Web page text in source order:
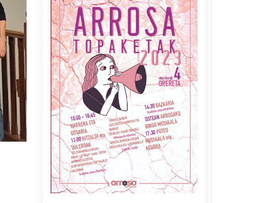
Azaroak 6 Iurretan Arrosa
sarearen IX. topaketak
2021/10/04
Berria egunkarian
elkarrizketa Arrosaren 20
urteez
2021/07/06
Arrosaren laburpen bideoa
Hamaika Telebistaren eskutik
2021/06/30